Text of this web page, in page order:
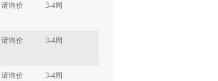
请询价 3-4周
请询价 3-4周
请询价 3-4周